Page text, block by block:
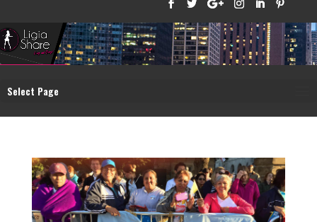
Select Page